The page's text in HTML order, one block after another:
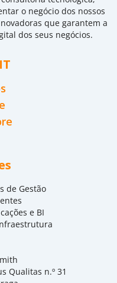
o negócio dos nossos
que garantem a
dos seus negócios.
de Gestão
e BI
Qualitas n.º 31